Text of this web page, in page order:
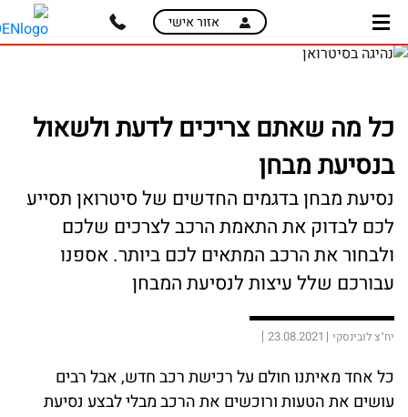
skip
main
skip
page
אזור אישי
כל מה שאתם צריכים לדעת ולשאול
בנסיעת מבחן
נסיעת מבחן בדגמים החדשים של סיטרואן תסייע
לכם לבדוק את התאמת הרכב לצרכים שלכם
ולבחור את הרכב המתאים לכם ביותר. אספנו
עבורכם שלל עיצות לנסיעת המבחן
יח"צ לובינסקי 23.08.2021
כל אחד מאיתנו חולם על רכישת רכב חדש, אבל רבים
עושים את הטעות ורוכשים את הרכב מבלי לבצע נסיעת